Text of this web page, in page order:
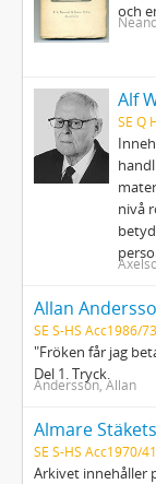
och
Alf
SE Q
nivå
SE S-HS Acc1986/73
"Fröken får jag
Del 1. Tryck.
Andersson, Allan
Almare
SE S-HS Acc1970/41
Arkivet innehåller